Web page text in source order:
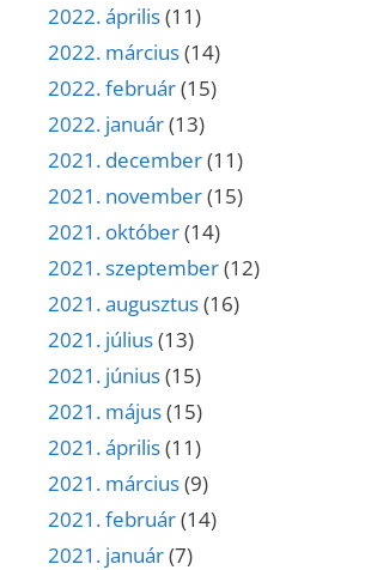
2022. április(11)
2022. március(14)
2022. február(15)
2022. január(13)
2021. december(11)
2021. november(15)
2021. október(14)
2021. szeptember(12)
2021. augusztus(16)
2021. július(13)
2021. június(15)
2021. május(15)
2021. április(11)
2021. március(9)
2021. február(14)
2021. január(7)